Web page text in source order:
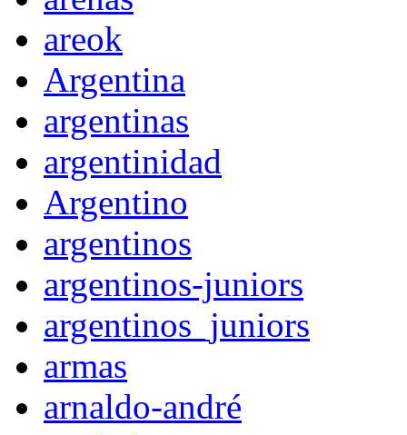
areok
Argentina
argentinas
argentinidad
Argentino
argentinos
argentinos-juniors
argentinos_juniors
armas
arnaldo-andré